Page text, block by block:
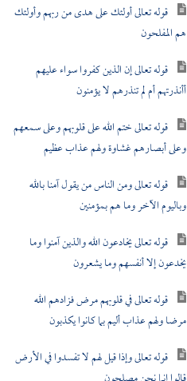
قوله تعالى أولئك على هدى من ربهم وأولئك
هم المفلحون
قوله تعالى إن الذين كفروا سواء عليهم
أأنذرتهم أم لم تنذرهم لا يؤمنون
قوله تعالى ختم الله على قلوبهم وعلى سمعهم
وعلى أبصارهم غشاوة ولهم عذاب عظيم
قوله تعالى ومن الناس من يقول آمنا بالله
وباليوم الآخر وما هم بمؤمنين
قوله تعالى يخادعون الله والذين آمنوا وما
يخدعون إلا أنفسهم وما يشعرون
قوله تعالى في قلوبهم مرض فزادهم الله
مرضا ولهم عذاب أليم بما كانوا يكذبون
قوله تعالى وإذا قيل لهم لا تفسدوا في الأرض